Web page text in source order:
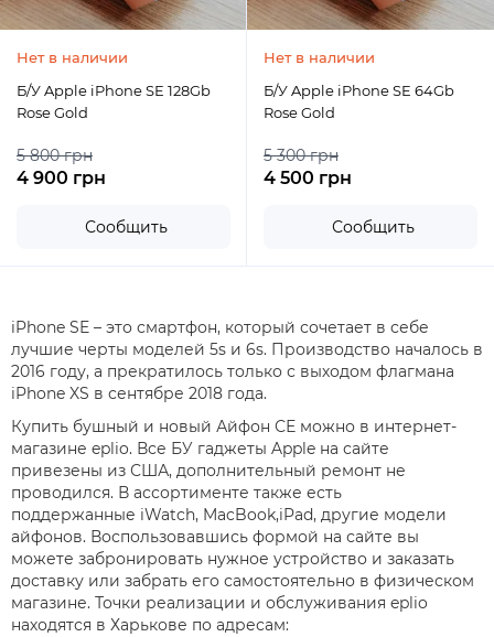
Нет в наличии
Б/У Apple iPhone SE 128Gb
Rose Gold
5 800 грн
4 900 грн
Сообщить
Нет в наличии
Б/У Apple iPhone SE 64Gb
Rose Gold
5 300 грн
4 500 грн
Сообщить
iPhone SE – это смартфон, который сочетает в себе
лучшие черты моделей 5s и 6s. Производство началось в
2016 году, а прекратилось только с выходом флагмана
iPhone XS в сентябре 2018 года.
Купить бушный и новый Айфон СЕ можно в интернет-
магазине eplio. Все БУ гаджеты Apple на сайте
привезены из США, дополнительный ремонт не
проводился. В ассортименте также есть
поддержанные iWatch, MacBook,iPad, другие модели
айфонов. Воспользовавшись формой на сайте вы
можете забронировать нужное устройство и заказать
доставку или забрать его самостоятельно в физическом
магазине. Точки реализации и обслуживания eplio
находятся в Харькове по адресам: